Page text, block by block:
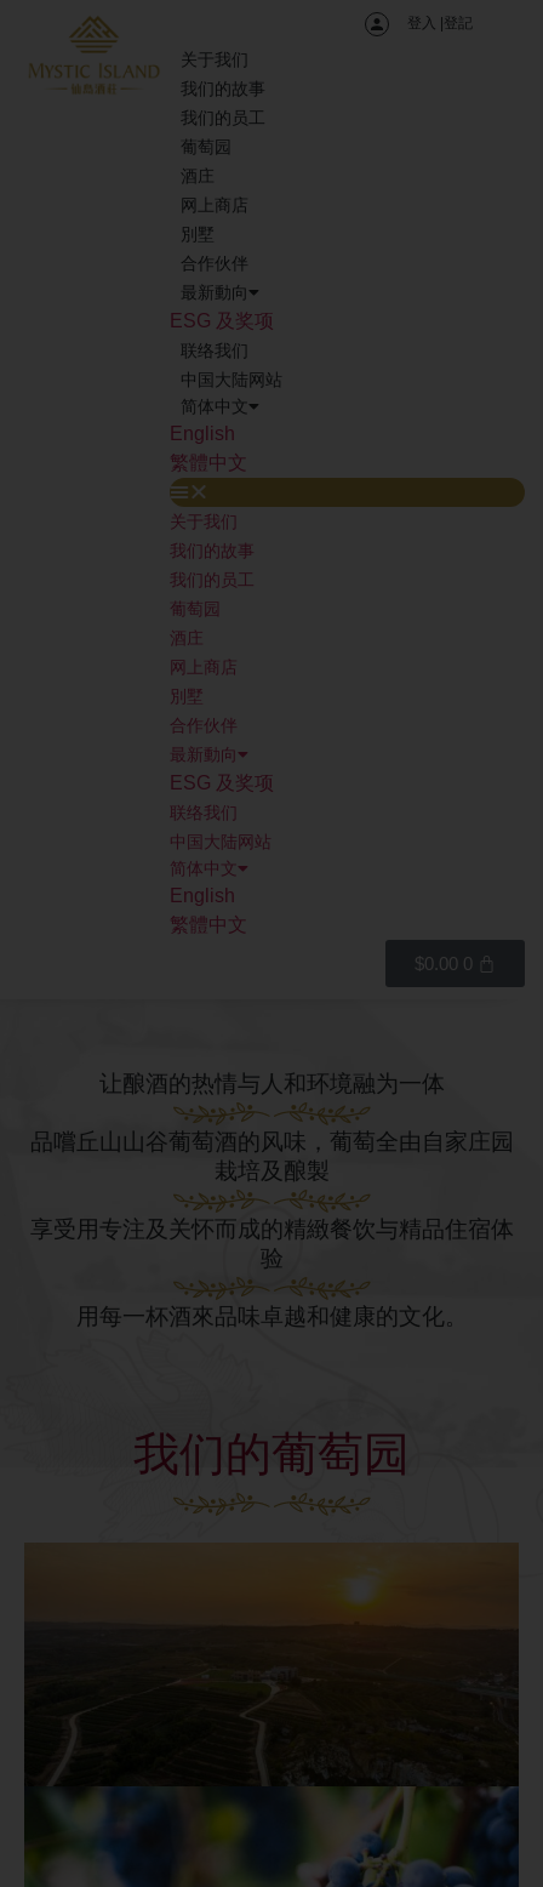
登入 |登記
关于我们
我们的故事
我们的员工
葡萄园
酒庄
网上商店
別墅
合作伙伴
最新動向
ESG 及奖项
联络我们
中国大陆网站
简体中文
English
繁體中文
关于我们
我们的故事
我们的员工
葡萄园
酒庄
网上商店
別墅
合作伙伴
最新動向
ESG 及奖项
联络我们
中国大陆网站
简体中文
English
繁體中文
$0.00 0
让酿酒的热情与人和环境融为一体
品嚐丘山山谷葡萄酒的风味，葡萄全由自家庄园
栽培及酿製
享受用专注及关怀而成的精緻餐饮与精品住宿体
验
用每一杯酒來品味卓越和健康的文化。
我们的葡萄园